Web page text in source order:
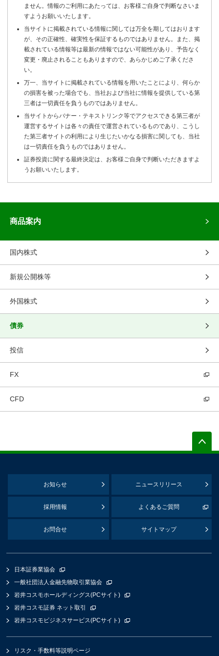
ません。情報のご利用にあたっては、お客様ご自身で判断なさいま
すようお願いいたします。
当サイトに掲載されている情報に関しては万全を期してはおります
が、その正確性、確実性を保証するものではありません。また、掲
載されている情報等は最新の情報ではない可能性があり、予告なく
変更・廃止されることもありますので、あらかじめご了承くださ
い。
万一、当サイトに掲載されている情報を用いたことにより、何らか
の損害を被った場合でも、当社および当社に情報を提供している第
三者は一切責任を負うものではありません。
当サイトからバナー・テキストリンク等でアクセスできる第三者が
運営するサイトは各々の責任で運営されているものであり、こうし
た第三者サイトの利用により生じたいかなる損害に関しても、当社
は一切責任を負うものではありません。
証券投資に関する最終決定は、お客様ご自身で判断いただきますよ
うお願いいたします。
商品案内
国内株式
新規公開株等
外国株式
債券
投信
FX
CFD
お知らせ ニュースリリース
採用情報 よくあるご質問
お問合せ サイトマップ
日本証券業協会
一般社団法人金融先物取引業協会
岩井コスモホールディングス(PCサイト)
岩井コスモ証券 ネット取引
岩井コスモビジネスサービス(PCサイト)
リスク・手数料等説明ページ